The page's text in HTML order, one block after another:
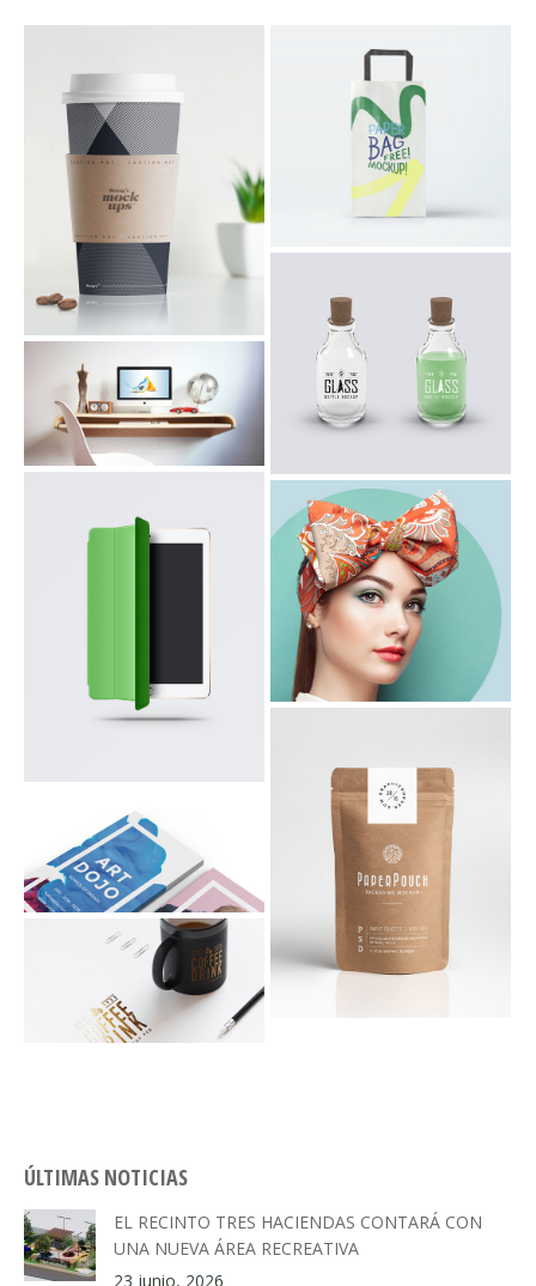
PAPER CUP MOCKUP
PAPER BAG
GLASS BOTTLE
FLOATING DESK
COLORS IN A GIRL
PAPER PACKAGING
BUSINESS CARD
PAPER AND COFFEE CUP
ÚLTIMAS NOTICIAS
EL RECINTO TRES HACIENDAS CONTARÁ CON
UNA NUEVA ÁREA RECREATIVA
23 junio, 2026